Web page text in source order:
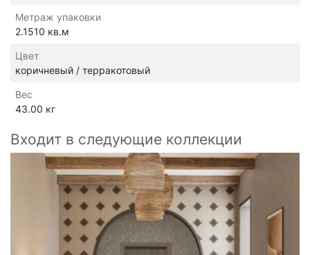
Метраж упаковки
2.1510 кв.м
Цвет
коричневый / терракотовый
Вес
43.00 кг
Входит в следующие коллекции